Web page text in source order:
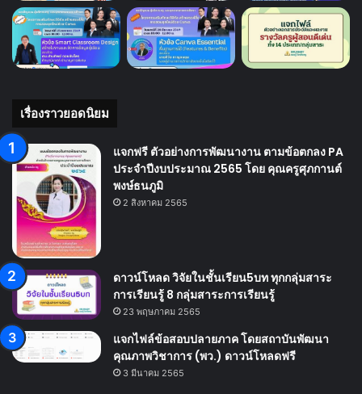
เรื่องราวยอดนิยม
แจกฟรี ตัวอย่างการพัฒนางาน ตามข้อตกลง PA
ประจำปีงบประมาณ 2565 โดย คุณครูศุภกานต์
พงษ์ธนภูมิ
2 สิงหาคม 2565
ดาวน์โหลด วิจัยในชั้นเรียน5บท ทุกกลุ่มสาระ
การเรียนรู้ 8 กลุ่มสาระการเรียนรู้
23 พฤษภาคม 2565
แจกไฟล์ข้อสอบปลายภาค โดยสถาบันพัฒนา
คุณภาพวิชาการ (พว.) ดาวน์โหลดฟรี
3 มีนาคม 2565